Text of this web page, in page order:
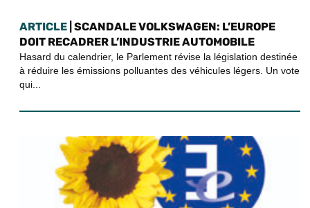
ARTICLE | SCANDALE VOLKSWAGEN: L’EUROPE
DOIT RECADRER L’INDUSTRIE AUTOMOBILE
Hasard du calendrier, le Parlement révise la législation destinée
à réduire les émissions polluantes des véhicules légers. Un vote
qui...